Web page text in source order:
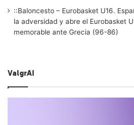
::Baloncesto – Eurobasket U16.
la adversidad y abre el Eurobasket
memorable ante Grecia (96-86)
ValgrAI